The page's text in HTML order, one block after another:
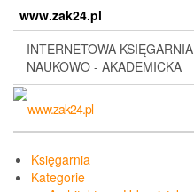
content
www.zak24.pl
INTERNETOWA KSIĘGARNIA
NAUKOWO - AKADEMICKA
Księgarnia
Kategorie